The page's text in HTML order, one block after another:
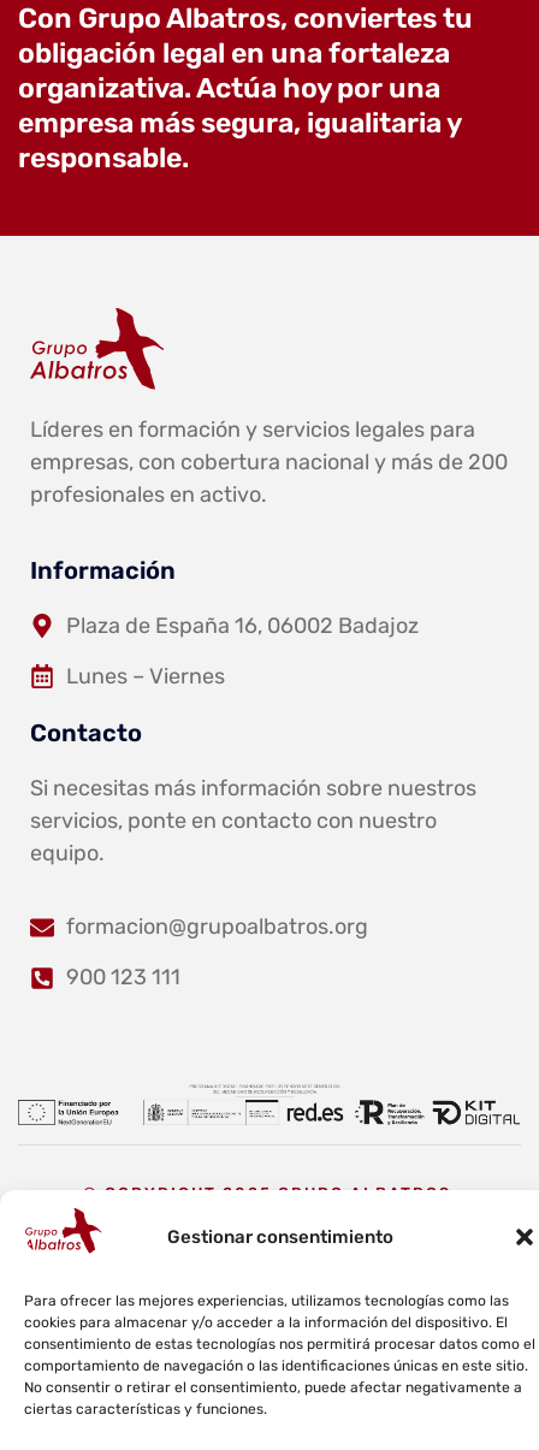
Gestionar consentimiento
Para ofrecer las mejores experiencias, utilizamos tecnologías como las
cookies para almacenar y/o acceder a la información del dispositivo. El
consentimiento de estas tecnologías nos permitirá procesar datos como el
comportamiento de navegación o las identificaciones únicas en este sitio.
No consentir o retirar el consentimiento, puede afectar negativamente a
ciertas características y funciones.
Con Grupo Albatros, conviertes tu
obligación legal en una fortaleza
organizativa. Actúa hoy por una
empresa más segura, igualitaria y
responsable.
Líderes en formación y servicios legales para
empresas, con cobertura nacional y más de 200
profesionales en activo.
Información
Plaza de España 16, 06002 Badajoz
Lunes – Viernes
Contacto
Si necesitas más información sobre nuestros
servicios, ponte en contacto con nuestro
equipo.
formacion@grupoalbatros.org
900 123 111
© COPYRIGHT 2025 GRUPO ALBATROS.
Aviso Legal
Política de privacidad
Política de calidad y medioambiente
Canal ético